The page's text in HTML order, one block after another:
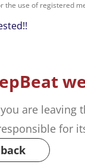
the use of registered
are leaving
for